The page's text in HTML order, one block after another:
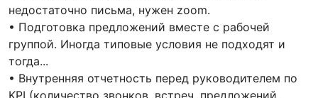
недостаточно письма, нужен zoom.
• Подготовка предложений вместе с рабочей
группой. Иногда типовые условия не подходят и
тогда...
• Внутренняя отчетность перед руководителем по